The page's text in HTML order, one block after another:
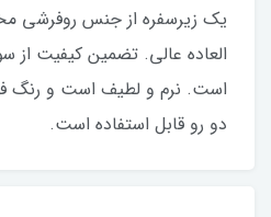
یک زیرسفره از جنس روفرشی
العاده عالی. تضمین کیفیت
است. نرم و لطیف است و رنگ
دو رو قابل استفاده است.